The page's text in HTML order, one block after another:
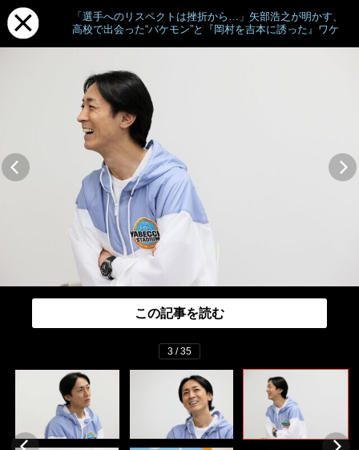
「選手へのリスペクトは挫折から…」矢部浩之が明かす、
高校で出会った“バケモン”と『岡村を吉本に誘った』ワケ
この記事を読む
3 / 35